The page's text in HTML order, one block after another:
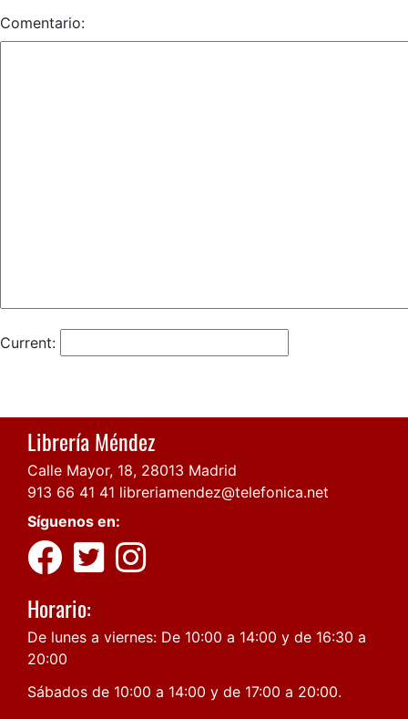
Comentario:
Current:
Librería Méndez
Calle Mayor, 18, 28013 Madrid
913 66 41 41 libreriamendez@telefonica.net
Síguenos en:
Horario:
De lunes a viernes: De 10:00 a 14:00 y de 16:30 a
20:00
Sábados de 10:00 a 14:00 y de 17:00 a 20:00.